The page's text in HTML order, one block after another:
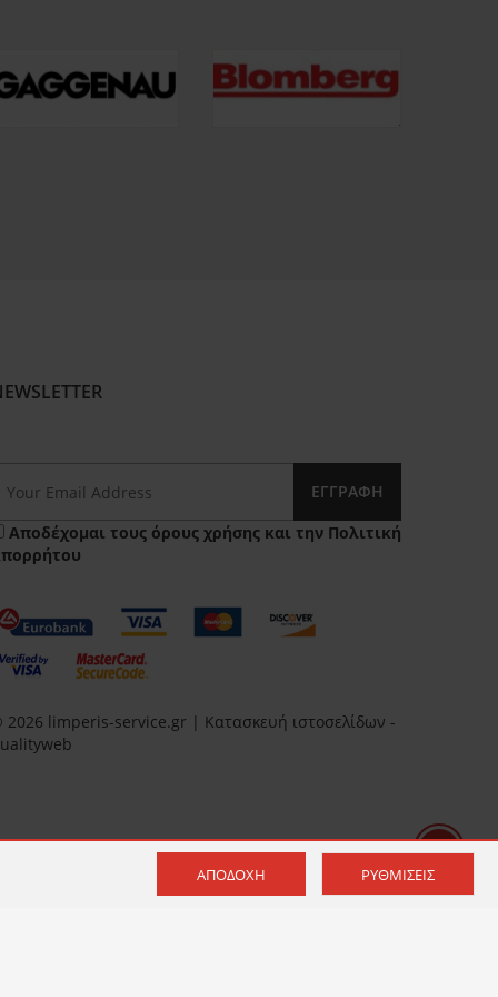
ΕΓΓΡΑΦΉ
Αποδέχομαι τους όρους χρήσης και την Πολιτική
2026 limperis-service.gr | Κατασκευή ιστοσελίδων -
ΑΠΟΔΟΧΉ ΡΥΘΜΊΣΕΙΣ